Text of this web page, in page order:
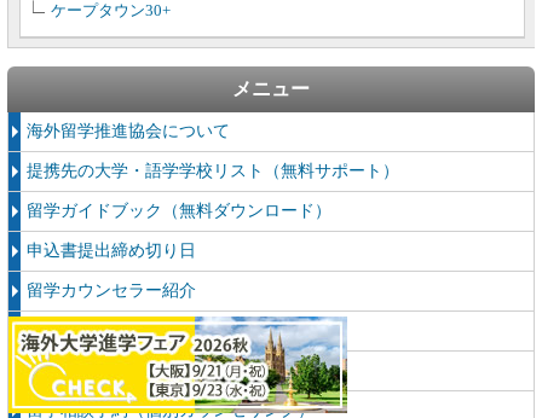
ケープタウン30+
メニュー
海外留学推進協会について
提携先の大学・語学学校リスト（無料サポート）
留学ガイドブック（無料ダウンロード）
申込書提出締め切り日
留学カウンセラー紹介
協定校・姉妹団体
留学中の医療相談「留学ドクターパス」
留学相談予約（個別カウンセリング）